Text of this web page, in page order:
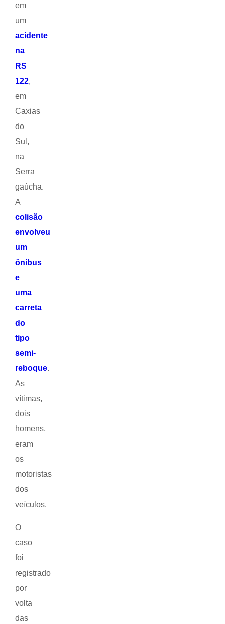
em
um
acidente
na
RS
122,
em
Caxias
do
Sul,
na
Serra
gaúcha.
A
colisão
envolveu
um
ônibus
e
uma
carreta
do
tipo
semi-
reboque.
As
vítimas,
dois
homens,
eram
os
motoristas
dos
veículos.
O
caso
foi
registrado
por
volta
das